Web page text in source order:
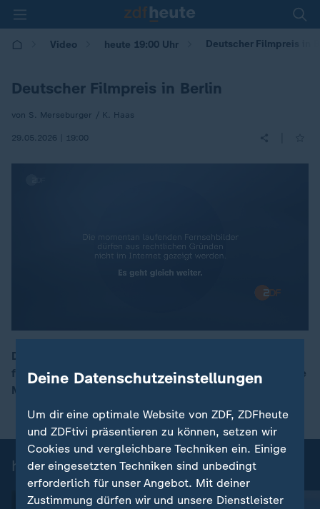
Video heute 19:00 Uhr Deutscher Filmpreis in
Deutscher Filmpreis in Berlin
von S. Merseburger / K. Haas
29.05.2026 | 19:00
00:17
Der Deutsche Filmpreis ist eine wichtige Auszeichnung
für Filmschaffende. Über die Gewinner entscheiden die
Mitglieder der Deutschen Filmakademie.
heute 19:00 Uhr: Einzelbeiträge
Deine Datenschutzeinstellungen
Um dir eine optimale Website von ZDF, ZDFheute
und ZDFtivi präsentieren zu können, setzen wir
Cookies und vergleichbare Techniken ein. Einige
der eingesetzten Techniken sind unbedingt
erforderlich für unser Angebot. Mit deiner
Zustimmung dürfen wir und unsere Dienstleister